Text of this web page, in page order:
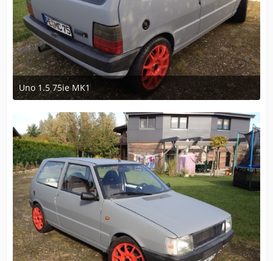
Uno 1.5 75ie MK1
8. November 2012 um 17:25